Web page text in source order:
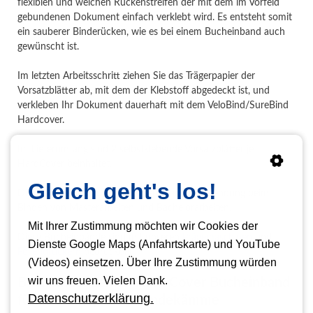
flexiblen und weichen Rückenstreifen der mit dem im Vorfeld
gebundenen Dokument einfach verklebt wird. Es entsteht somit
ein sauberer Binderücken, wie es bei einem Bucheinband auch
gewünscht ist.
Im letzten Arbeitsschritt ziehen Sie das Trägerpapier der
Vorsatzblätter ab, mit dem der Klebstoff abgedeckt ist, und
verkleben Ihr Dokument dauerhaft mit dem VeloBind/SureBind
Hardcover.
Diese Art der Bindung findet sehr häufig Anwendung beim
Diese Bucheinbände sind mit unseren Prägemaschinen
und
bedruckbar.
Buchbinder Leinen Hard Cover Bucheinband
für Bindestrips und Bindekämme
Gleich geht's los!
Mit Ihrer Zustimmung möchten wir Cookies der
Dienste Google Maps (Anfahrtskarte) und YouTube
(Videos) einsetzen. Über Ihre Zustimmung würden
wir uns freuen. Vielen Dank.
Datenschutzerklärung.